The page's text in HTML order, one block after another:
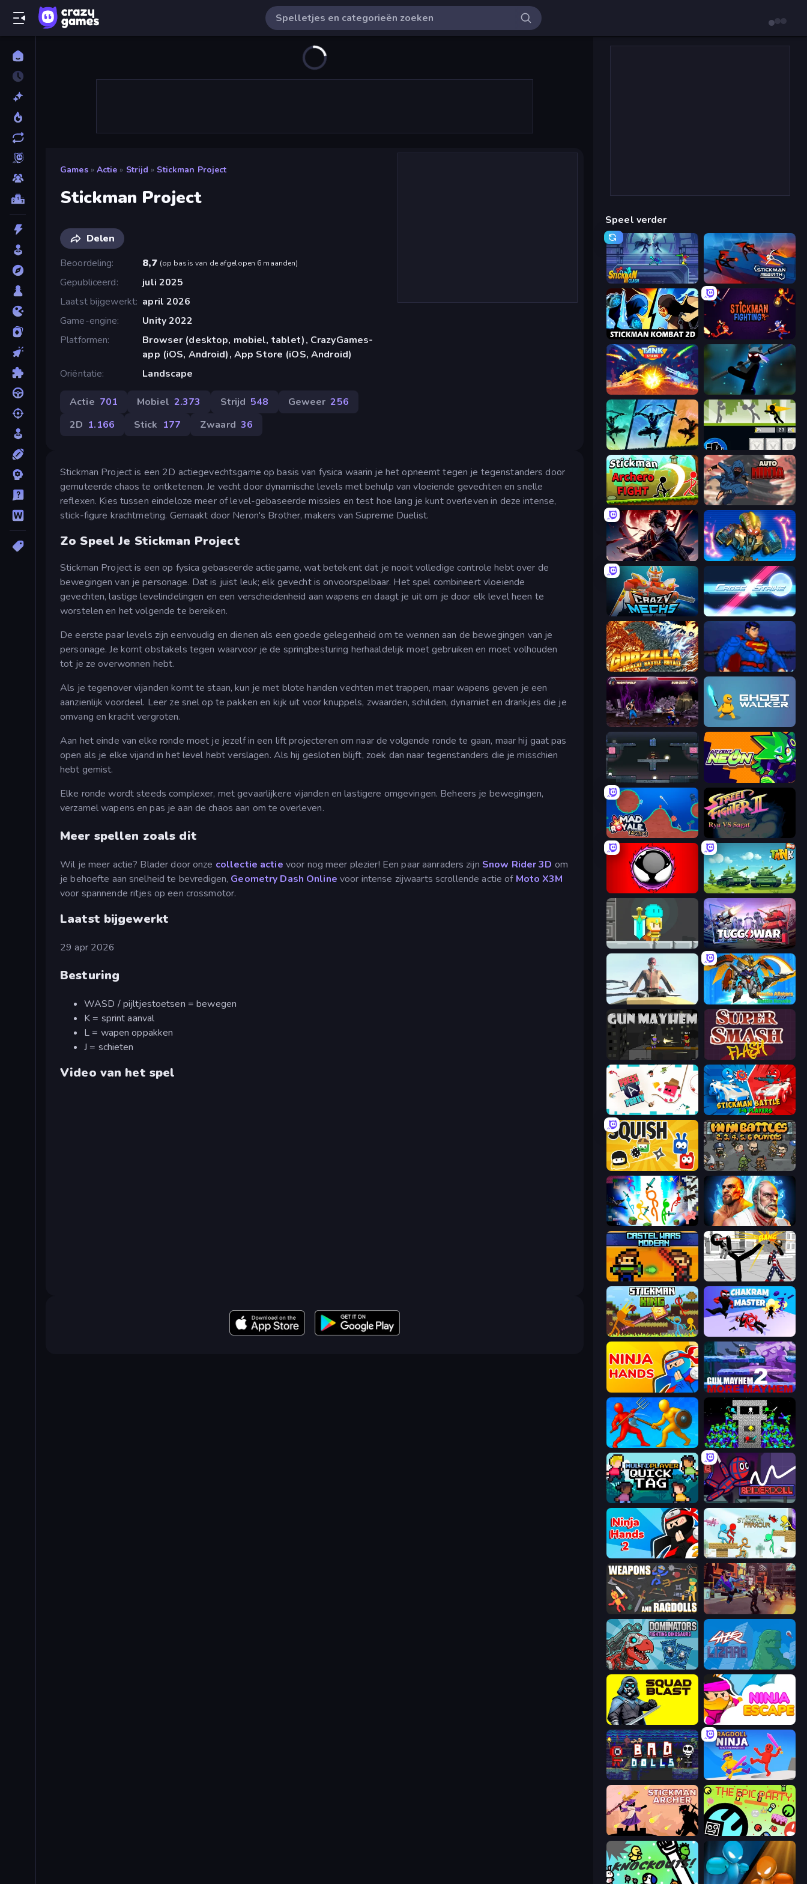
Games » Actie » Strijd » Stickman Project
Stickman Project
Delen
Beoordeling
8,7 (op basis van de afgelopen 6 maanden)
Gepubliceerd
juli 2025
Laatst bijgewerkt april 2026
Game-engine
Unity 2022
Platformen
Browser (desktop, mobiel, tablet), CrazyGames-
app (iOS, Android), App Store (iOS, Android)
Oriëntatie
Landscape
Actie 701 Mobiel 2.373 Strijd 548 Geweer 256
2D 1.166 Stick 177 Zwaard 36
Stickman Project is een 2D actiegevechtsgame op basis van fysica waarin je het opneemt tegen je tegenstanders door
gemuteerde chaos te ontketenen. Je vecht door dynamische levels met behulp van vloeiende gevechten en snelle
reflexen. Kies tussen eindeloze meer of level-gebaseerde missies en test hoe lang je kunt overleven in deze intense,
stick-figure krachtmeting. Gemaakt door Neron's Brother, makers van Supreme Duelist.
Zo Speel Je Stickman Project
Stickman Project is een op fysica gebaseerde actiegame, wat betekent dat je nooit volledige controle hebt over de
bewegingen van je personage. Dat is juist leuk; elk gevecht is onvoorspelbaar. Het spel combineert vloeiende
gevechten, lastige levelindelingen en een verscheidenheid aan wapens en daagt je uit om je door elk level heen te
worstelen en het volgende te bereiken.
De eerste paar levels zijn eenvoudig en dienen als een goede gelegenheid om te wennen aan de bewegingen van je
personage. Je komt obstakels tegen waarvoor je de springbesturing herhaaldelijk moet gebruiken en moet volhouden
tot je ze overwonnen hebt.
Als je tegenover vijanden komt te staan, kun je met blote handen vechten met trappen, maar wapens geven je een
aanzienlijk voordeel. Leer ze snel op te pakken en kijk uit voor knuppels, zwaarden, schilden, dynamiet en drankjes die je
omvang en kracht vergroten.
Aan het einde van elke ronde moet je jezelf in een lift projecteren om naar de volgende ronde te gaan, maar hij gaat pas
open als je elke vijand in het level hebt verslagen. Als hij gesloten blijft, zoek dan naar tegenstanders die je misschien
hebt gemist.
Elke ronde wordt steeds complexer, met gevaarlijkere vijanden en lastigere omgevingen. Beheers je bewegingen,
verzamel wapens en pas je aan de chaos aan om te overleven.
Meer spellen zoals dit
Wil je meer actie? Blader door onze collectie actie voor nog meer plezier! Een paar aanraders zijn Snow Rider 3D om
je behoefte aan snelheid te bevredigen, Geometry Dash Online voor intense zijwaarts scrollende actie of Moto X3M
voor spannende ritjes op een crossmotor.
Laatst bijgewerkt
29 apr 2026
Besturing
WASD / pijltjestoetsen = bewegen
K = sprint aanval
L = wapen oppakken
J = schieten
Video van het spel
Speel verder
Stickman Clash Stickman Rebirth
Stickman Kombat 2D Stickman Fighting: Super War
Tank Stars Stickman Weapon Master
Shadow Ninja Revenge Stickman Fighter: Mega Brawl
Stickman Archero Fight Auto Ninja
Samurai's Shadow Ultimate Robo Duel 3D
Crazy Mechs Cross Strike
Godzilla Daikaiju Battle Royale Injustice Gods Among Us
Mortal Kombat Karnage
Arena Advent NEON
Mad Royale Tactics Street Fighter 2
Splatmans Tank Wars
Radiance Hearts Tuggowar
The Legendary Assassin Ninja KAL Mecha Allstars Battle Royale
Gun Mayhem Super Smash Flash
Press A to Party Stickman battle 1-4 Players
Squish MiniBattles
Stickman Epic Fighter Legends Duo
Castle Wars: Modern Stickman Fighting 3D
Stickman King Chakram Master
Ninja Hands Gun Mayhem 2
Epic Sword Battle! Fight in Arena Stick Epic Fighter
Multiplayer Quick Tag SpiderDoll
Ninja Hands 2 Stickman Parkour Master
Weapons and Ragdolls Cyber Rage: Retribution
Dominators: Fighting Dinosaurs Laser Lizard
SquadBlast Ninja Escape
Bad Dolls Ragdoll Ninja: Imposter Hero
Stickman Archer: The Wizard Hero The Epic Party